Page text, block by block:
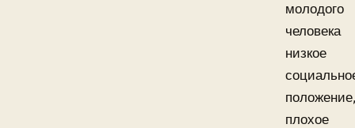
молодого
человека
низкое
плохое